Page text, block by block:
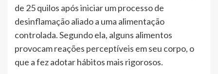
de 25 quilos após iniciar um processo de
desinflamação aliado a uma alimentação
controlada. Segundo ela, alguns alimentos
provocam reações perceptíveis em seu corpo, o
que a fez adotar hábitos mais rigorosos.